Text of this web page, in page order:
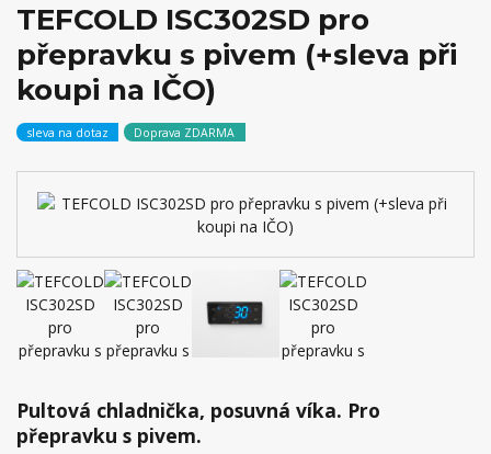
TEFCOLD ISC302SD pro
přepravku s pivem (+sleva při
koupi na IČO)
sleva na dotaz Doprava ZDARMA
Pultová chladnička, posuvná víka. Pro
přepravku s pivem.